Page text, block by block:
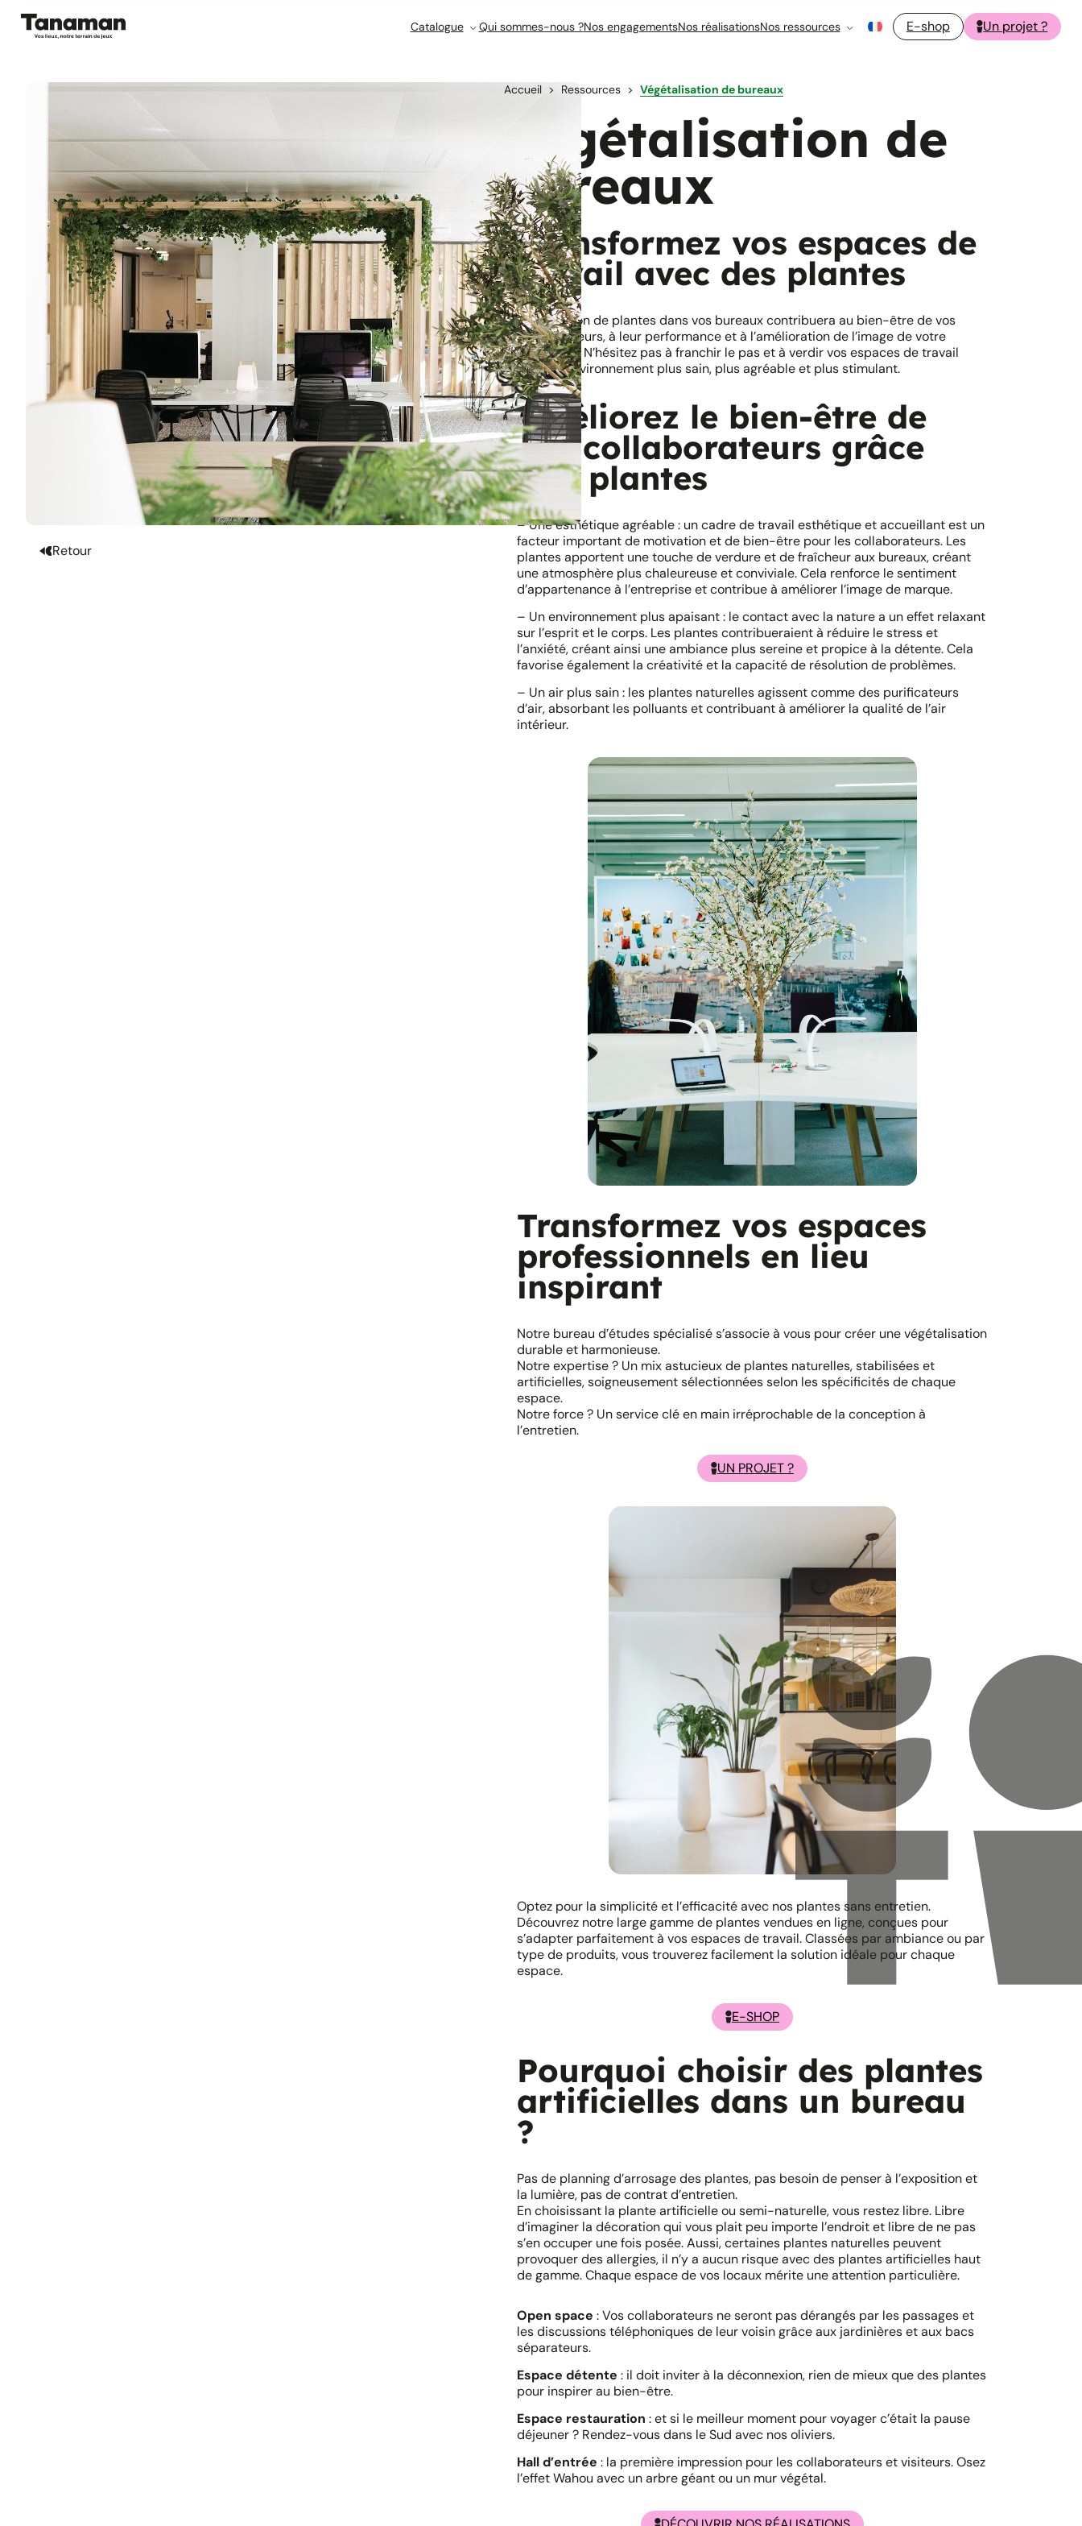
Catalogue Qui sommes-nous ?Nos engagementsNos réalisationsNos ressources E-shop Un projet ?
Retour
Accueil Ressources Végétalisation de bureaux
Végétalisation de
bureaux
Transformez vos espaces de
travail avec des plantes
L’intégration de plantes dans vos bureaux contribuera au bien-être de vos
collaborateurs, à leur performance et à l’amélioration de l’image de votre
entreprise. N’hésitez pas à franchir le pas et à verdir vos espaces de travail
pour un environnement plus sain, plus agréable et plus stimulant.
Améliorez le bien-être de
vos collaborateurs grâce
aux plantes
– Une esthétique agréable : un cadre de travail esthétique et accueillant est un
facteur important de motivation et de bien-être pour les collaborateurs. Les
plantes apportent une touche de verdure et de fraîcheur aux bureaux, créant
une atmosphère plus chaleureuse et conviviale. Cela renforce le sentiment
d’appartenance à l’entreprise et contribue à améliorer l’image de marque.
– Un environnement plus apaisant : le contact avec la nature a un effet relaxant
sur l’esprit et le corps. Les plantes contribueraient à réduire le stress et
l’anxiété​, créant ainsi une ambiance plus sereine et propice à la détente. Cela
favorise également la créativité et la capacité de résolution de problèmes.
– Un air plus sain : les plantes naturelles agissent comme des purificateurs
d’air, absorbant les polluants et contribuant à améliorer la qualité de l’air
intérieur.
Transformez vos espaces
professionnels en lieu
inspirant
Notre bureau d’études spécialisé s’associe à vous pour créer une végétalisation
durable et harmonieuse.
Notre expertise ? Un mix astucieux de plantes naturelles, stabilisées et
artificielles, soigneusement sélectionnées selon les spécificités de chaque
espace.
Notre force ? Un service clé en main irréprochable de la conception à
l’entretien.
UN PROJET ?
Optez pour la simplicité et l’efficacité avec nos plantes sans entretien.
Découvrez notre large gamme de plantes vendues en ligne, conçues pour
s’adapter parfaitement à vos espaces de travail. Classées par ambiance ou par
type de produits, vous trouverez facilement la solution idéale pour chaque
espace.
E-SHOP
Pourquoi choisir des plantes
artificielles dans un bureau
?
Pas de planning d’arrosage des plantes, pas besoin de penser à l’exposition et
la lumière, pas de contrat d’entretien.
En choisissant la plante artificielle ou semi-naturelle, vous restez libre. Libre
d’imaginer la décoration qui vous plait peu importe l’endroit et libre de ne pas
s’en occuper une fois posée. Aussi, certaines plantes naturelles peuvent
provoquer des allergies, il n’y a aucun risque avec des plantes artificielles haut
de gamme. Chaque espace de vos locaux mérite une attention particulière.
Open space : Vos collaborateurs ne seront pas dérangés par les passages et
les discussions téléphoniques de leur voisin grâce aux jardinières et aux bacs
séparateurs.
Espace détente : il doit inviter à la déconnexion, rien de mieux que des plantes
pour inspirer au bien-être.
Espace restauration : et si le meilleur moment pour voyager c’était la pause
déjeuner ? Rendez-vous dans le Sud avec nos oliviers.
Hall d’entrée : la première impression pour les collaborateurs et visiteurs. Osez
l’effet Wahou avec un arbre géant ou un mur végétal.